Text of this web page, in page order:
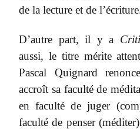
de la lecture et de
D’autre part, il y a
aussi, le titre mérite
Pascal Quignard
accroît sa faculté de
en faculté de juger
faculté de penser